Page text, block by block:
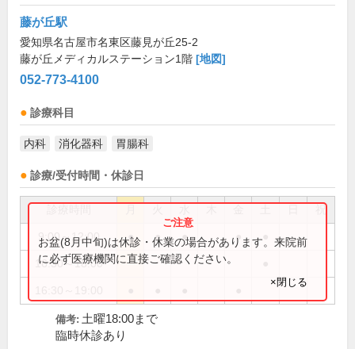
藤が丘駅
愛知県名古屋市名東区藤見が丘25-2
藤が丘メディカルステーション1階 [地図]
052-773-4100
診療科目
内科 消化器科 胃腸科
診療/受付時間・休診日
祝
9:00～12:00 ● ● ● ●
16:30～18:00
お盆(8月中旬)は休診・休業の場合があります。来院前
に必ず医療機関に直接ご確認ください。
×閉じる
備考: 土曜18:00まで
臨時休診あり